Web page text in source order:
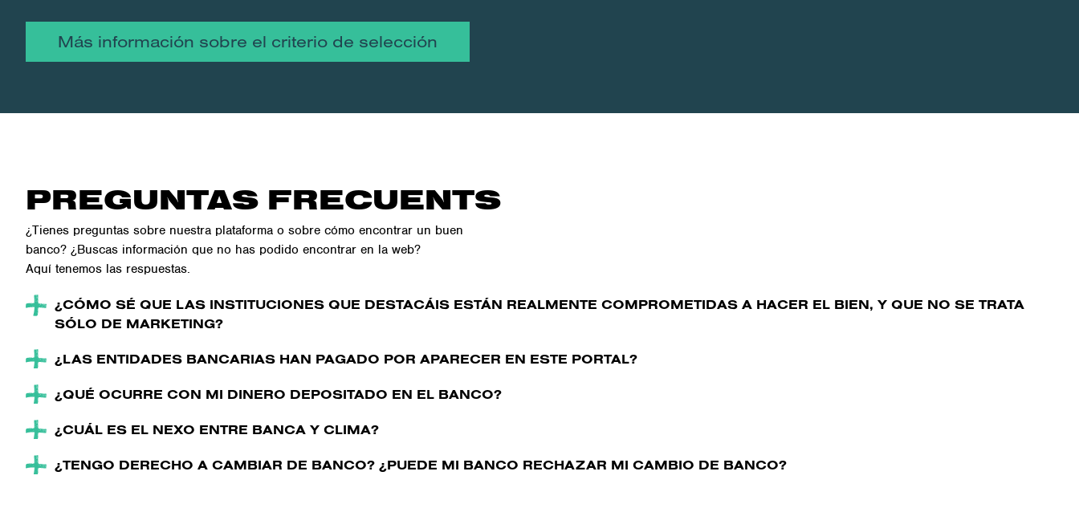
Más información sobre el criterio de selección
PREGUNTAS FRECUENTS
¿Tienes preguntas sobre nuestra plataforma o sobre cómo encontrar un buen
banco? ¿Buscas información que no has podido encontrar en la web?
Aquí tenemos las respuestas.
¿CÓMO SÉ QUE LAS INSTITUCIONES QUE DESTACÁIS ESTÁN REALMENTE COMPROMETIDAS A HACER EL BIEN, Y QUE NO SE TRATA
SÓLO DE MARKETING?
¿LAS ENTIDADES BANCARIAS HAN PAGADO POR APARECER EN ESTE PORTAL?
¿QUÉ OCURRE CON MI DINERO DEPOSITADO EN EL BANCO?
¿CUÁL ES EL NEXO ENTRE BANCA Y CLIMA?
¿TENGO DERECHO A CAMBIAR DE BANCO? ¿PUEDE MI BANCO RECHAZAR MI CAMBIO DE BANCO?